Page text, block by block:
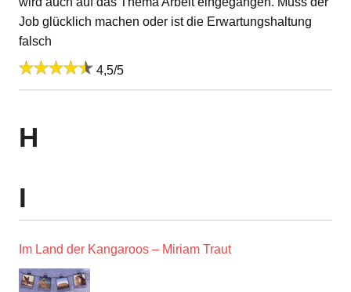
Job glücklich machen oder ist die Erwartungshaltung
falsch
4,5/5
H
I
Im Land der Kangaroos – Miriam Traut